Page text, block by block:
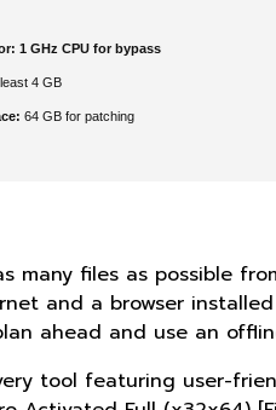
1 GHz CPU for bypass
4 GB
64 GB for patching
many files as possible
and a browser
ahead and use an
tool featuring user-